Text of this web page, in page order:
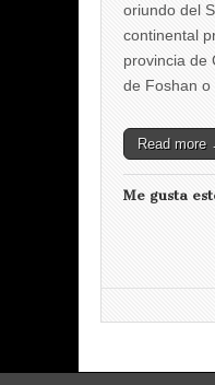
oriundo del
continental
provincia de
de Foshan
Read more
Me gusta